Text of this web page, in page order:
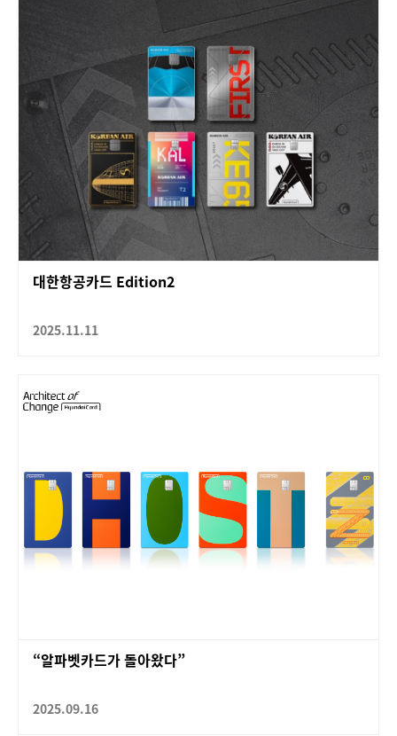
대한항공카드 Edition2
2025.11.11
“알파벳카드가 돌아왔다”
2025.09.16